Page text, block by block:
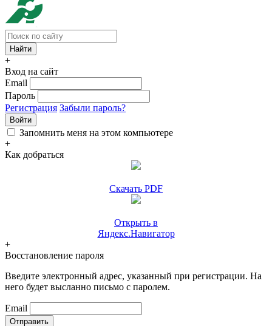
+
Вход на сайт
Email
Пароль
Регистрация Забыли пароль?
Войти
Запомнить меня на этом компьютере
+
Как добраться
Скачать PDF
Открыть в
Яндекс.Навигатор
+
Восстановление пароля
Введите электронный адрес, указанный при регистрации. На
него будет высланно письмо с паролем.
Email